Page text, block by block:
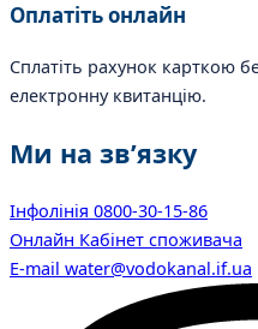
Оплатіть онлайн
Сплатіть рахунок карткою
електронну квитанцію.
Ми на зв’язку
Інфолінія 0800-30-15-86
Онлайн Кабінет споживача
E-mail water@vodokanal.if.ua